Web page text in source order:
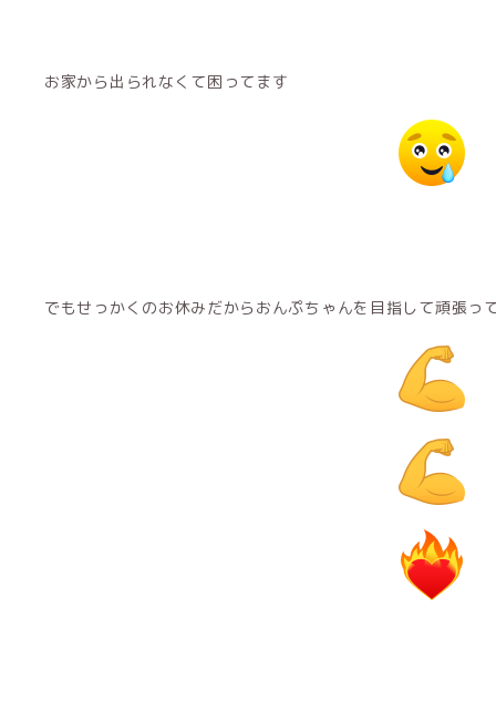
お家から出られなくて困ってます
でもせっかくのお休みだからおんぷちゃんを目指して頑張っ